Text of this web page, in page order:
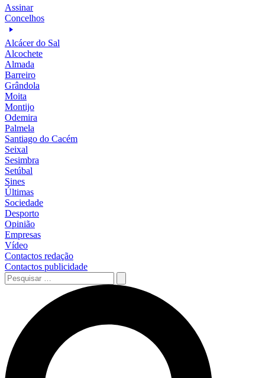
Assinar
Concelhos
Alcácer do Sal
Alcochete
Almada
Barreiro
Grândola
Moita
Montijo
Odemira
Palmela
Santiago do Cacém
Seixal
Sesimbra
Setúbal
Sines
Últimas
Sociedade
Desporto
Opinião
Empresas
Vídeo
Contactos redação
Contactos publicidade
Pesquisar
…